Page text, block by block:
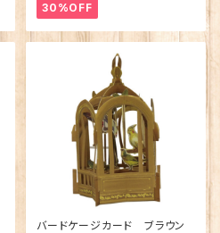
30%OFF
バードケージカード ブラウン